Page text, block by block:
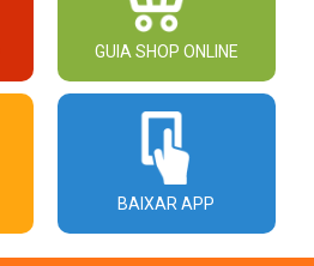
GUIA SHOP ONLINE
BAIXAR APP